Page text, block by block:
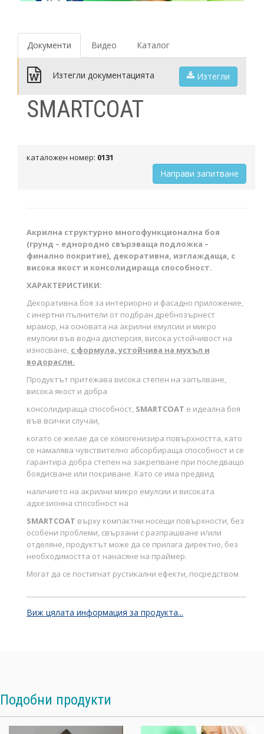
Документи Видео Каталог
Изтегли документацията Изтегли
SMARTCOAT
каталожен номер: 0131
Направи запитване
Акрилна структурно многофункционална боя
(грунд – еднородно свързваща подложка –
финално покритие), декоративна, изглаждаща, с
висока якост и консолидираща способност.
ХАРАКТЕРИСТИКИ:
Декоративна боя за интериорно и фасадно приложение,
с инертни пълнители от подбран дребнозърнест
мрамор, на основата на акрилни емулсии и микро
емулсии във водна дисперсия, висока устойчивост на
износване, с формула, устойчива на мухъл и
водорасли.
Продуктът притежава висока степен на запълване,
висока якост и добра
консолидираща способност, SMARTCOAT е идеална боя
във всички случаи,
когато се желае да се хомогенизира повърхността, като
се намалява чувствително абсорбираща способност и се
гарантира добра степен на закрепване при последващо
боядисване или покриване. Като се има предвид
наличието на акрилни микро емулсии и високата
адхезионна способност на
SMARTCOAT върху компактни носещи повърхности, без
особени проблеми, свързани с разпрашване и/или
отделяне, продуктът може да се прилага директно, без
необходимостта от нанасяне на праймер.
Могат да се постигнат рустикални ефекти, посредством
компактен зърнест дизайн, завършвайки нанасянето с
валяк и заглаждайки още мократа повърхност чрез
пластмасова шпакла.
GRANA
(размер на частиците максимум 0,1 мм),
Виж цялата информация за продукта...
Подобни продукти